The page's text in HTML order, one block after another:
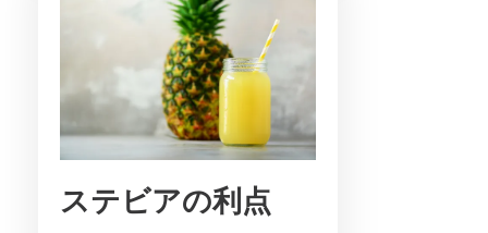
ステビアの利点